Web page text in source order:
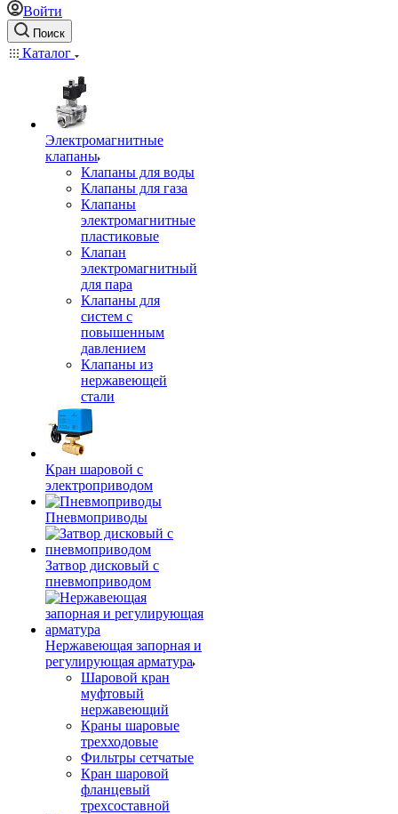
Войти
Поиск
Каталог
Электромагнитные
клапаны
Клапаны для воды
Клапаны для газа
Клапаны
электромагнитные
пластиковые
Клапан
электромагнитный
для пара
Клапаны для
систем с
повышенным
давлением
Клапаны из
нержавеющей
стали
Кран шаровой с
электроприводом
Пневмоприводы
Затвор дисковый с
пневмоприводом
Нержавеющая запорная и
регулирующая арматура
Шаровой кран
муфтовый
нержавеющий
Краны шаровые
трехходовые
Фильтры сетчатые
Кран шаровой
фланцевый
трехсоставной